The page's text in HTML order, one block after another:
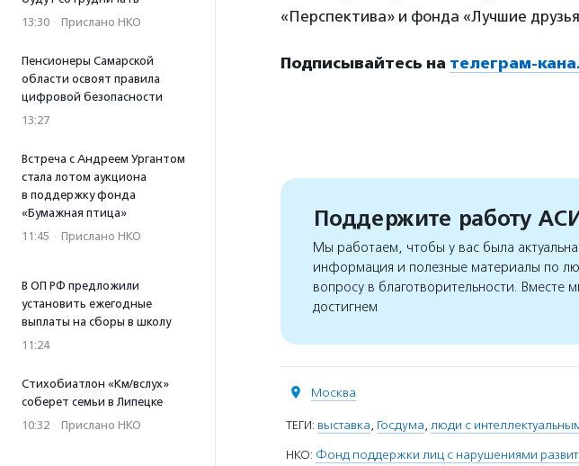
13:30 · Прислано НКО
Пенсионеры Самарской
области освоят правила
цифровой безопасности
13:27
Встреча с Андреем Ургантом
стала лотом аукциона
в поддержку фонда
«Бумажная птица»
11:45 · Прислано НКО
В ОП РФ предложили
установить ежегодные
выплаты на сборы в школу
11:24
Стихобиатлон «Км/вслух»
соберет семьи в Липецке
10:32 · Прислано НКО
«Перспектива» и фонда «Лучшие
Подписывайтесь на телеграм-
Поддержите работу
Мы работаем, чтобы у вас была
информация и полезные материалы по
вопросу в благотворительности. Вместе
достигнем
Москва
ТЕГИ: выставка, Госдума, люди с
НКО: Фонд поддержки лиц с нарушениями